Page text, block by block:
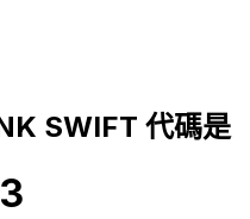
SWIFT 代碼是